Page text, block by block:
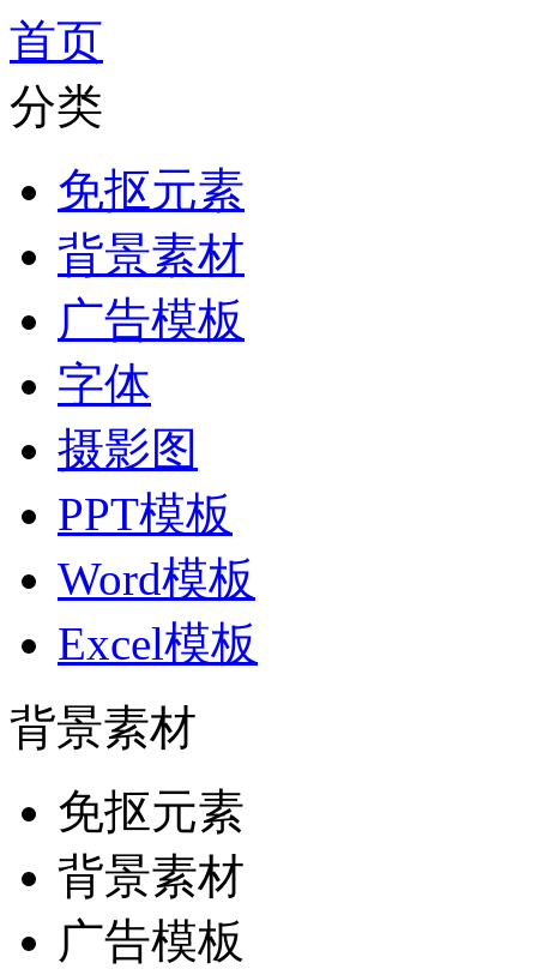
首页
分类
免抠元素
背景素材
广告模板
字体
摄影图
PPT模板
Word模板
Excel模板
背景素材
免抠元素
背景素材
广告模板